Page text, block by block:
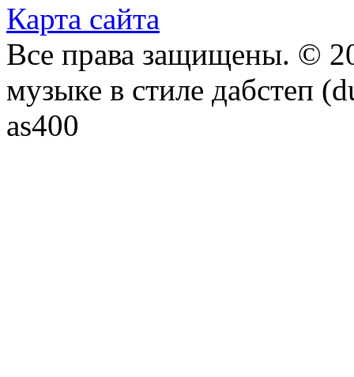
Карта сайта
Все права защищены. ©
музыке в стиле дабстеп
as400